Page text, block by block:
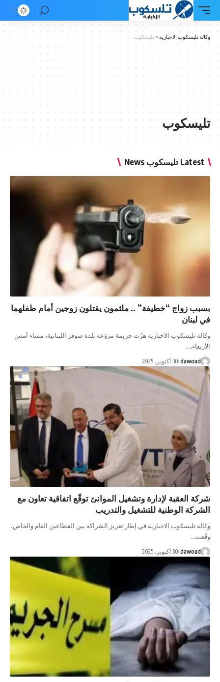
الاخبارية> تليسكوب
“خطيفة” .. ملثمون يقتلون زوجين أمام طفلهما
الاخبارية هزّت جريمة مروّعة بلدة صوفر اللبنانية، مساء أمس
30 أكتوبر، 2025
لإدارة وتشغيل الموانئ توقّع اتفاقية تعاون مع
للتشغيل والتدريب
الاخبارية في إطار تعزيز الشراكة بين القطاعين العام والخاص،
30 أكتوبر، 2025